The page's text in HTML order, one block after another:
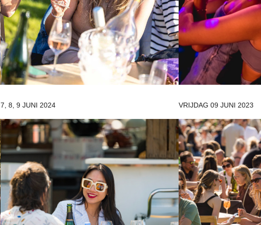
7, 8, 9 JUNI 2024 VRIJDAG 09 JUNI 2023